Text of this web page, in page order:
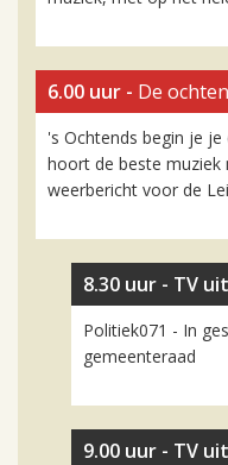
6.00 uur - De
's Ochtends begin je je
hoort de beste
weerbericht voor de
8.30 uur - TV
Politiek071 - In
gemeenteraad
9.00 uur - TV